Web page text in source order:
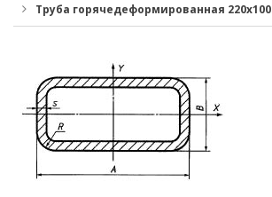
Труба горячедеформированная 220x100